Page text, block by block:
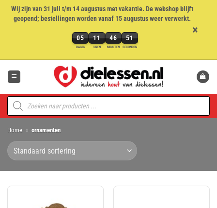
Wij zijn van 31 juli t/m 14 augustus met vakantie. De webshop blijft
geopend; bestellingen worden vanaf 15 augustus weer verwerkt.
05
DAGEN
11
UREN
46
MINUTEN
50
SECONDEN
5
11
uren,
46
minuten
en
×
naar
inhoud
Producten
zoeken
Home » ornamenten